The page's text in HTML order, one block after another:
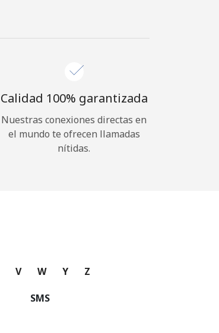
Calidad 100% garantizada
Nuestras conexiones directas en
el mundo te ofrecen llamadas
nítidas.
V W Y Z
SMS